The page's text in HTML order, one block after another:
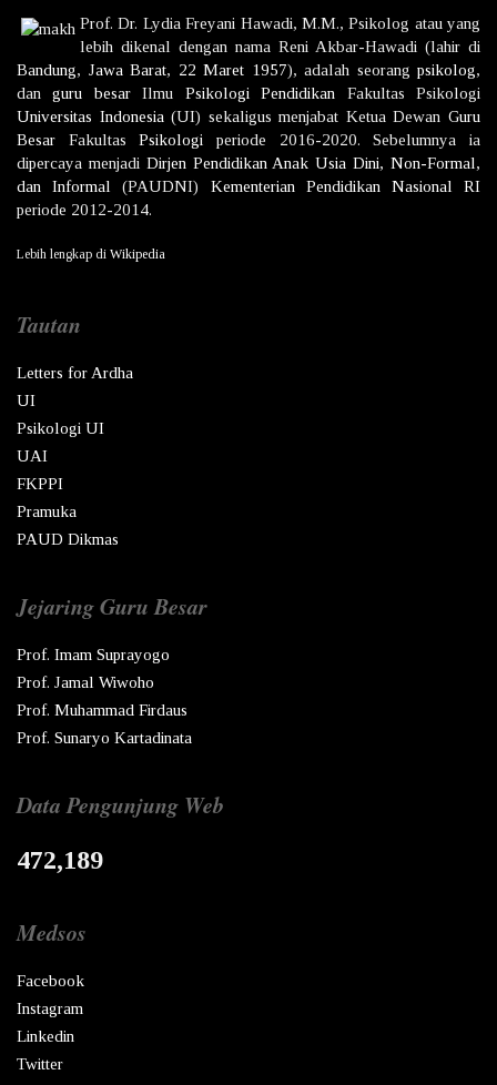
Prof. Dr. Lydia Freyani Hawadi, M.M., Psikolog atau yang
lebih dikenal dengan nama Reni Akbar-Hawadi (lahir di
Bandung, Jawa Barat, 22 Maret 1957), adalah seorang psikolog,
danguru besarIlmu Psikologi Pendidikan Fakultas Psikologi
Universitas Indonesia(UI) sekaligus menjabat Ketua DewanGuru
Besar FakultasPsikologi periode 2016-2020. Sebelumnya ia
dipercaya menjadi Dirjen Pendidikan Anak Usia Dini, Non-Formal,
dan Informal (PAUDNI) Kementerian Pendidikan Nasional
RI
periode 2012-2014.
Lebih lengkap di Wikipedia
Tautan
Letters for Ardha
UI
Psikologi UI
UAI
FKPPI
Pramuka
PAUD Dikmas
Jejaring Guru Besar
Prof. Imam Suprayogo
Prof. Jamal Wiwoho
Prof. Muhammad Firdaus
Prof. Sunaryo Kartadinata
Data Pengunjung Web
472,189
Medsos
Facebook
Instagram
Linkedin
Twitter